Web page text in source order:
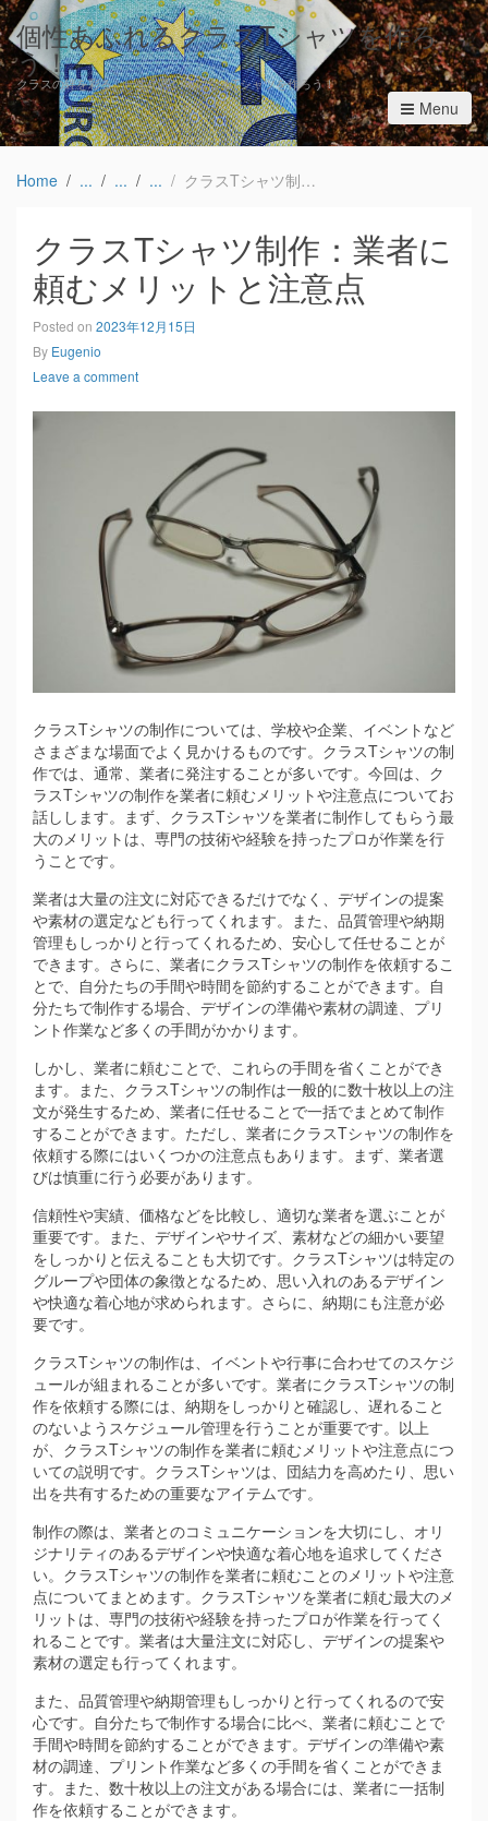
個性あふれるクラスTシャツを作ろ
う！
クラスの絆を彩る、一生の思い出になるTシャツを作ろう！
Menu
Home クラスTシャツ制作：業者に頼むメリットと注意点
クラスTシャツ制作：業者に
頼むメリットと注意点
Posted on 2023年12月15日
By Eugenio
Leave a comment
クラスTシャツの制作については、学校や企業、イベントなど
さまざまな場面でよく見かけるものです。 クラスTシャツの制
作では、通常、業者に発注することが多いです。今回は、ク
ラスTシャツの制作を業者に頼むメリットや注意点についてお
話しします。まず、クラスTシャツを業者に制作してもらう最
大のメリットは、専門の技術や経験を持ったプロが作業を行
うことです。
業者は大量の注文に対応できるだけでなく、デザインの提案
や素材の選定なども行ってくれます。また、品質管理や納期
管理もしっかりと行ってくれるため、安心して任せることが
できます。さらに、業者にクラスTシャツの制作を依頼するこ
とで、自分たちの手間や時間を節約することができます。自
分たちで制作する場合、デザインの準備や素材の調達、プリ
ント作業など多くの手間がかかります。
しかし、業者に頼むことで、これらの手間を省くことができ
ます。また、クラスTシャツの制作は一般的に数十枚以上の注
文が発生するため、業者に任せることで一括でまとめて制作
することができます。ただし、業者にクラスTシャツの制作を
依頼する際にはいくつかの注意点もあります。まず、業者選
びは慎重に行う必要があります。
信頼性や実績、価格などを比較し、適切な業者を選ぶことが
重要です。また、デザインやサイズ、素材などの細かい要望
をしっかりと伝えることも大切です。クラスTシャツは特定の
グループや団体の象徴となるため、思い入れのあるデザイン
や快適な着心地が求められます。さらに、納期にも注意が必
要です。
クラスTシャツの制作は、イベントや行事に合わせてのスケジ
ュールが組まれることが多いです。業者にクラスTシャツの制
作を依頼する際には、納期をしっかりと確認し、遅れること
のないようスケジュール管理を行うことが重要です。以上
が、クラスTシャツの制作を業者に頼むメリットや注意点につ
いての説明です。クラスTシャツは、団結力を高めたり、思い
出を共有するための重要なアイテムです。
制作の際は、業者とのコミュニケーションを大切にし、オリ
ジナリティのあるデザインや快適な着心地を追求してくださ
い。クラスTシャツの制作を業者に頼むことのメリットや注意
点についてまとめます。クラスTシャツを業者に頼む最大のメ
リットは、専門の技術や経験を持ったプロが作業を行ってく
れることです。業者は大量注文に対応し、デザインの提案や
素材の選定も行ってくれます。
また、品質管理や納期管理もしっかりと行ってくれるので安
心です。自分たちで制作する場合に比べ、業者に頼むことで
手間や時間を節約することができます。デザインの準備や素
材の調達、プリント作業など多くの手間を省くことができま
す。また、数十枚以上の注文がある場合には、業者に一括制
作を依頼することができます。